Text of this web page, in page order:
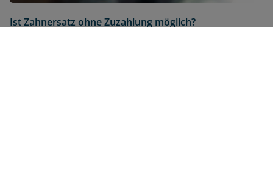
Ist Zahnersatz ohne Zuzahlung möglich?